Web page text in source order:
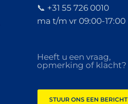
📞 +31 55 726 0010
ma t/m vr 09:00-17:00
Heeft u een vraag,
opmerking of klacht?
STUUR ONS EEN BERICHT